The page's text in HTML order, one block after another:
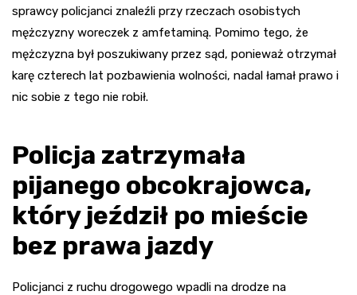
sprawcy policjanci znaleźli przy rzeczach osobistych
mężczyzny woreczek z amfetaminą. Pomimo tego, że
mężczyzna był poszukiwany przez sąd, ponieważ otrzymał
karę czterech lat pozbawienia wolności, nadal łamał prawo i
nic sobie z tego nie robił.
Policja zatrzymała
pijanego obcokrajowca,
który jeździł po mieście
bez prawa jazdy
Policjanci z ruchu drogowego wpadli na drodze na